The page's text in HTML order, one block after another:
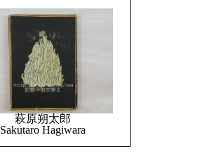
萩原朔太郎
Sakutaro Hagiwara